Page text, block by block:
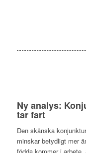
Ny analys:
tar fart
Den skånska
minskar betydligt mer